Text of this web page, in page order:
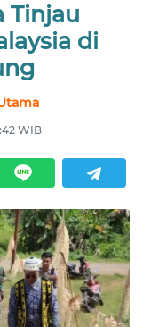
Tinjau
di
WIB